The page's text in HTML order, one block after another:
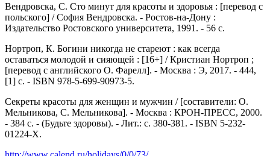
Вендровска, С. Сто минут для красоты и здоровья : [перевод с
польского] / София Вендровска. - Ростов-на-Дону :
Издательство Ростовского университета, 1991. - 56 с.
Нортроп, К. Богини никогда не стареют : как всегда
оставаться молодой и сияющей : [16+] / Кристиан Нортроп ;
[перевод с английского О. Фарелл]. - Москва : Э, 2017. - 444,
[1] с. - ISBN 978-5-699-90973-5.
Секреты красоты для женщин и мужчин / [составители: О.
Мельникова, С. Мельникова]. - Москва : КРОН-ПPЕСС, 2000.
- 384 с. - (Будьте здоровы). - Лит.: с. 380-381. - ISBN 5-232-
01224-Х.